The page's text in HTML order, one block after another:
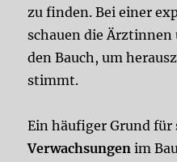
zu finden. Bei einer
schauen die
den Bauch, um
stimmt.
Ein häufiger Grund für
Verwachsungen im